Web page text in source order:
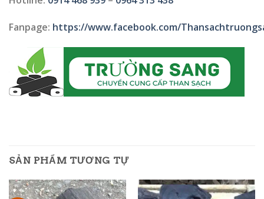
Fanpage: https://www.facebook.com/
SẢN PHẨM TƯƠNG TỰ